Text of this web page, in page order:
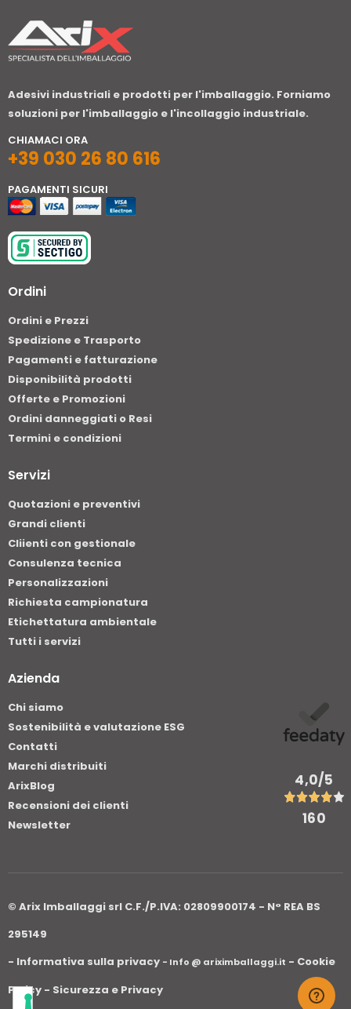
Adesivi industriali e prodotti per l'imballaggio. Forniamo
soluzioni per l'imballaggio e l'incollaggio industriale.
CHIAMACI ORA
+39 030 26 80 616
PAGAMENTI SICURI
Ordini
Ordini e Prezzi
Spedizione e Trasporto
Pagamenti e fatturazione
Disponibilità prodotti
Offerte e Promozioni
Ordini danneggiati o Resi
Termini e condizioni
Servizi
Quotazioni e preventivi
Grandi clienti
Cliienti con gestionale
Consulenza tecnica
Personalizzazioni
Richiesta campionatura
Etichettatura ambientale
Tutti i servizi
Azienda
Chi siamo
Sostenibilità e valutazione ESG
Contatti
Marchi distribuiti
ArixBlog
Recensioni dei clienti
Newsletter
4,0/5
160
- Informativa sulla privacy - Info @ ariximballaggi.it - Cookie
Policy - Sicurezza e Privacy
© Arix Imballaggi srl C.F./P.IVA: 02809900174 - N° REA BS
295149